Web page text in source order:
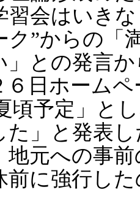
習会はいき
ク”からの「
」との発言
６日ホーム
頃予定」と
た」と発表
地元への事
前に強行し